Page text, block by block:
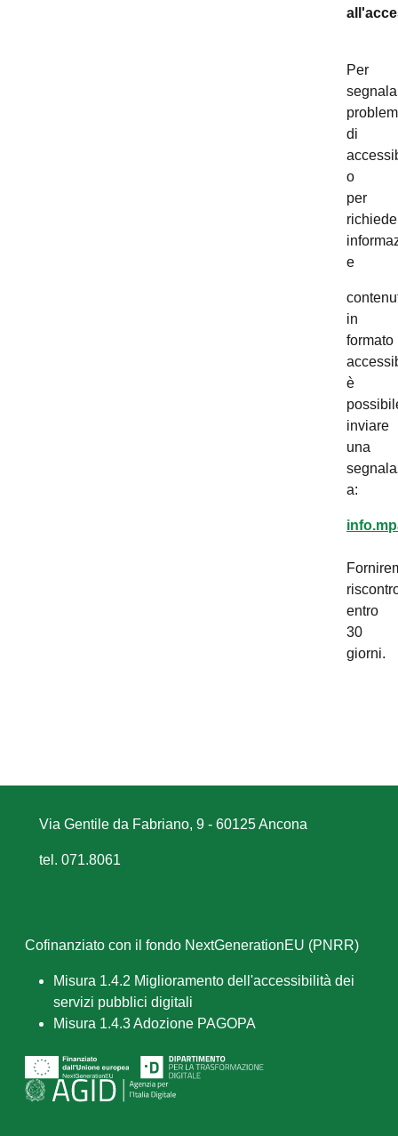
Per
di
o
per
e
in
formato
è
inviare
una
a:
entro
30
giorni.
Via Gentile da Fabriano, 9 - 60125 Ancona
tel. 071.8061
Cofinanziato con il fondo NextGenerationEU (PNRR)
Misura 1.4.2 Miglioramento dell'accessibilità dei
servizi pubblici digitali
Misura 1.4.3 Adozione PAGOPA